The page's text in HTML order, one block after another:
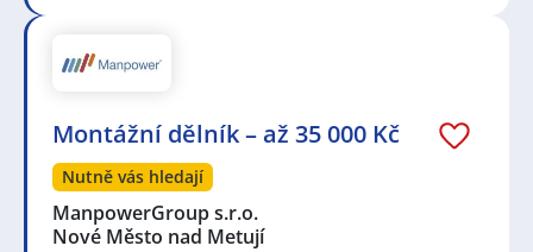
Montážní dělník – až 35 000 Kč
Nutně vás hledají
ManpowerGroup s.r.o.
Nové Město nad Metují